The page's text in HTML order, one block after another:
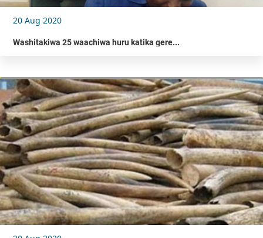
20 Aug 2020
Washitakiwa 25 waachiwa huru katika gere...